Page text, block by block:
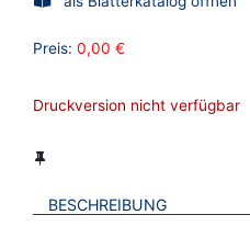
Preis: 0,00 €
Druckversion nicht verfügbar
BESCHREIBUNG